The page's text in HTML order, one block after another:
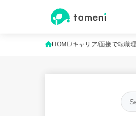
HOME キャリア 面接で転職